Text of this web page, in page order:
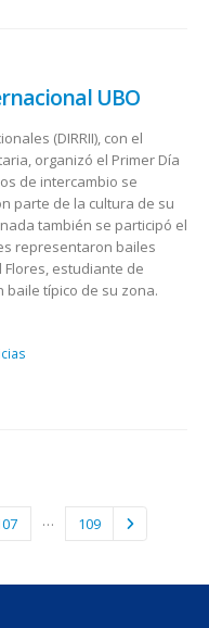
UBO
(DIRRII), con el
organizó el Primer Día
de intercambio se
parte de la cultura de su
también se participó el
representaron bailes
estudiante de
típico de su zona.
… 109